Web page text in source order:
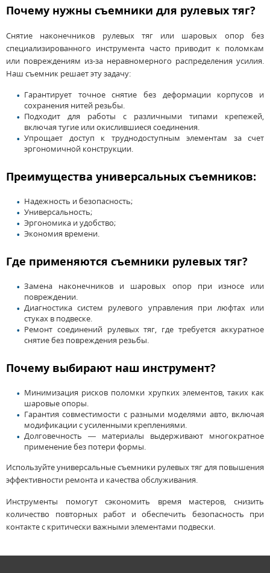
Почему нужны съемники для рулевых тяг?
Снятие наконечников рулевых тяг или шаровых опор без
специализированного инструмента часто приводит к поломкам
или повреждениям из-за неравномерного распределения усилия.
Наш съемник решает эту задачу:
Гарантирует точное снятие без деформации корпусов и
сохранения нитей резьбы.
Подходит для работы с различными типами крепежей,
включая тугие или окислившиеся соединения.
Упрощает доступ к труднодоступным элементам за счет
эргономичной конструкции.
Преимущества универсальных съемников:
Надежность и безопасность;
Универсальность;
Эргономика и удобство;
Экономия времени.
Где применяются съемники рулевых тяг?
Замена наконечников и шаровых опор при износе или
повреждении.
Диагностика систем рулевого управления при люфтах или
стуках в подвеске.
Ремонт соединений рулевых тяг, где требуется аккуратное
снятие без повреждения резьбы.
Почему выбирают наш инструмент?
Минимизация рисков поломки хрупких элементов, таких как
шаровые опоры.
Гарантия совместимости с разными моделями авто, включая
модификации с усиленными креплениями.
Долговечность — материалы выдерживают многократное
применение без потери формы.
Используйте универсальные съемники рулевых тяг для повышения
эффективности ремонта и качества обслуживания.
Инструменты помогут сэкономить время мастеров, снизить
количество повторных работ и обеспечить безопасность при
контакте с критически важными элементами подвески.